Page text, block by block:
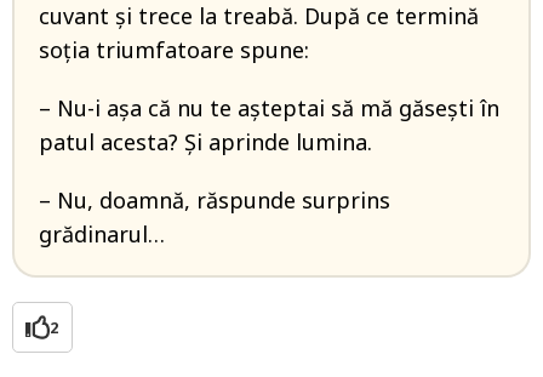
cuvant și trece la treabă. După ce termină
soția triumfatoare spune:
– Nu-i așa că nu te așteptai să mă găsești în
patul acesta? Și aprinde lumina.
– Nu, doamnă, răspunde surprins
grădinarul…
2